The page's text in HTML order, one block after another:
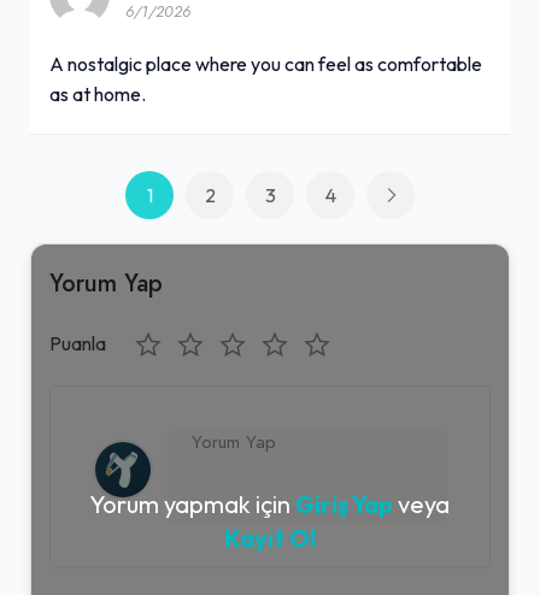
6/1/2026
A nostalgic place where you can feel as comfortable
as at home.
1 2 3 4
Yorum Yap
Puanla
Yorum yapmak için Giriş Yap veya
Kayıt Ol